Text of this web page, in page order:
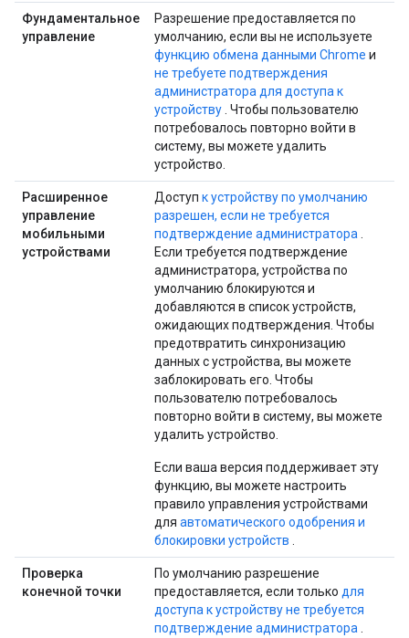
Фундаментальное
управление
Разрешение предоставляется по
умолчанию, если вы не используете
функцию обмена данными Chrome и
не требуете подтверждения
администратора для доступа к
устройству . Чтобы пользователю
потребовалось повторно войти в
систему, вы можете удалить
устройство.
Расширенное
управление
мобильными
устройствами
Доступ к устройству по умолчанию
разрешен, если не требуется
подтверждение администратора
Если требуется подтверждение
администратора, устройства по
умолчанию блокируются и
добавляются в список устройств,
ожидающих подтверждения. Чтобы
предотвратить синхронизацию
данных с устройства, вы можете
заблокировать его. Чтобы
пользователю потребовалось
повторно войти в систему, вы можете
удалить устройство.
Если ваша версия поддерживает эту
функцию, вы можете настроить
правило управления устройствами
для автоматического одобрения и
блокировки устройств
Проверка
конечной точки
По умолчанию разрешение
предоставляется, если только для
доступа к устройству не требуется
подтверждение администратора